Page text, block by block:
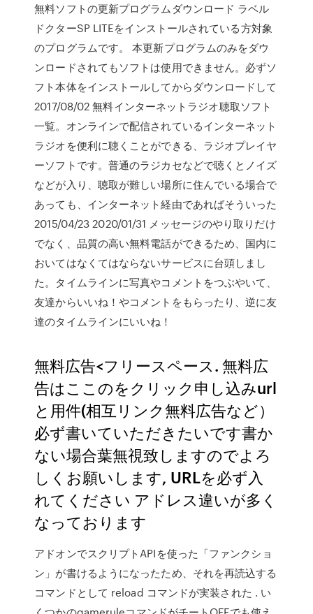
無料ソフトの更新プログラムダウンロード ラベル
ドクターSP LITEをインストールされている方対象
のプログラムです。 本更新プログラムのみをダウ
ンロードされてもソフトは使用できません。必ずソ
フト本体をインストールしてからダウンロードして
2017/08/02 無料インターネットラジオ聴取ソフト
一覧。オンラインで配信されているインターネット
ラジオを便利に聴くことができる、ラジオプレイヤ
ーソフトです。普通のラジカセなどで聴くとノイズ
などが入り、聴取が難しい場所に住んでいる場合で
あっても、インターネット経由であればそういった
2015/04/23 2020/01/31 メッセージのやり取りだけ
でなく、品質の高い無料電話ができるため、国内に
おいてはなくてはならないサービスに台頭しまし
た。タイムラインに写真やコメントをつぶやいて、
友達からいいね！やコメントをもらったり、逆に友
達のタイムラインにいいね！
無料広告<フリースペース. 無料広
告はここのをクリック申し込みurl
と用件(相互リンク無料広告など）
必ず書いていただきたいです書か
ない場合葉無視致しますのでよろ
しくお願いします, URLを必ず入
れてください アドレス違いが多く
なっております
アドオンでスクリプトAPIを使った「ファンクショ
ン」が書けるようになったため、それを再読込する
コマンドとして reload コマンドが実装された . い